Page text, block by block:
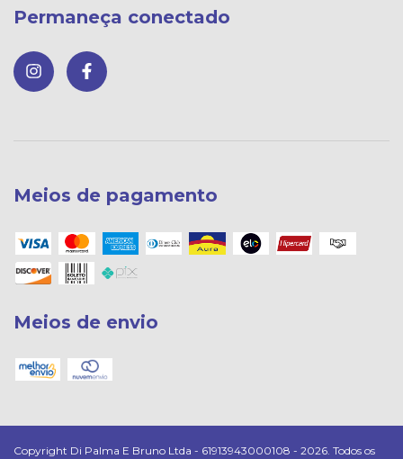
Permaneça conectado
Meios de pagamento
Meios de envio
Copyright Di Palma E Bruno Ltda - 61913943000108 - 2026. Todos os